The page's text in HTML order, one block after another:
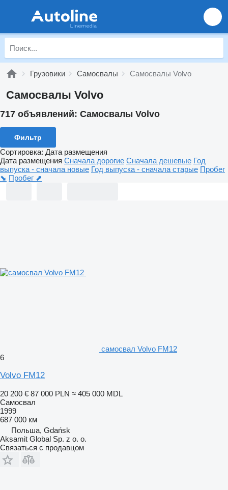
Грузовики Самосвалы Самосвалы Volvo
Самосвалы Volvo
717 объявлений: Самосвалы Volvo
Фильтр
Сортировка: Дата размещения
Дата размещения Сначала дорогие Сначала дешевые Год
выпуска - сначала новые Год выпуска - сначала старые Пробег
⬊ Пробег ⬈
самосвал Volvo FM12
6
Volvo FM12
20 200 € 87 000 PLN ≈ 405 000 MDL
Самосвал
1999
687 000 км
Польша, Gdańsk
Aksamit Global Sp. z o. o.
Связаться с продавцом